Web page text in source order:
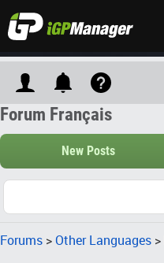
Forum Français
New Posts
Forums >Other Languages >